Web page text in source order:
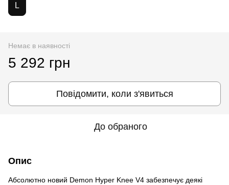
L
Немає в наявності
5 292 грн
Повідомити, коли з'явиться
До обраного
Опис
Абсолютно новий Demon Hyper Knee V4 забезпечує деякі